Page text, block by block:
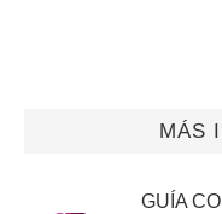
MÁS
GUÍA